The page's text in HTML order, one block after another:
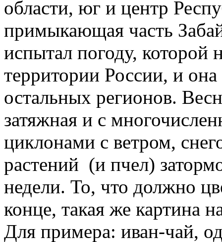
области, юг и центр
примыкающая часть
испытал погоду, которой
территории России, и
остальных регионов.
затяжная и с
циклонами с ветром,
растений (и пчел)
недели. То, что должно
конце, такая же картина
Для примера: иван-чай,